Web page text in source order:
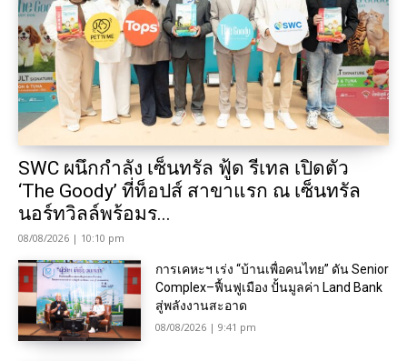
SWC ผนึกกำลัง เซ็นทรัล ฟู้ด รีเทล เปิดตัว
‘The Goody’ ที่ท็อปส์ สาขาแรก ณ เซ็นทรัล
นอร์ทวิลล์พร้อมร...
08/08/2026 | 10:10 pm
การเคหะฯ เร่ง “บ้านเพื่อคนไทย” ดัน Senior
Complex–ฟื้นฟูเมือง ปั้นมูลค่า Land Bank
สู่พลังงานสะอาด
08/08/2026 | 9:41 pm